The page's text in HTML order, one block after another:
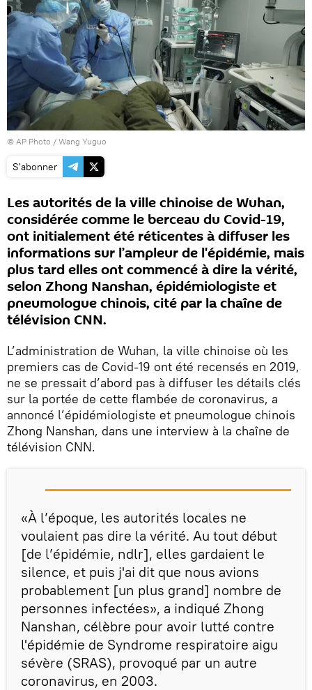
© AP Photo / Wang Yuguo
S'abonner
Les autorités de la ville chinoise de Wuhan,
considérée comme le berceau du Covid-19,
ont initialement été réticentes à diffuser les
informations sur l’ampleur de l'épidémie, mais
plus tard elles ont commencé à dire la vérité,
selon Zhong Nanshan, épidémiologiste et
pneumologue chinois, cité par la chaîne de
télévision CNN.
L’administration de Wuhan, la ville chinoise où les
premiers cas de Covid-19 ont été recensés en 2019,
ne se pressait d’abord pas à diffuser les détails clés
sur la portée de cette flambée de coronavirus, a
annoncé l’épidémiologiste et pneumologue chinois
Zhong Nanshan, dans une interview à la chaîne de
télévision CNN.
«À l’époque, les autorités locales ne
voulaient pas dire la vérité. Au tout début
[de l’épidémie, ndlr], elles gardaient le
silence, et puis j'ai dit que nous avions
probablement [un plus grand] nombre de
personnes infectées», a indiqué Zhong
Nanshan, célèbre pour avoir lutté contre
l'épidémie de Syndrome respiratoire aigu
sévère (SRAS), provoqué par un autre
coronavirus, en 2003.